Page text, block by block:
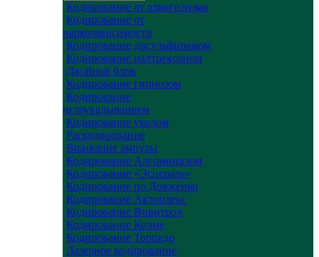
Кодирование от алкоголизма
Кодирование от
наркозависимости
Кодирование дисульфирамом
Кодирование налтрексоном
Двойной блок
Кодирование гипнозом
Кодирование
иглоукалыванием
Кодирование уколом
Раскодирование
Вшивание ампулы
Кодирование Алгоминалом
Кодирование «Эспераль»
Кодирование по Довженко
Кодирование Актоплекс
Кодирование Вивитрол
Кодирование Колме
Кодирование Торпедо
Лазерное кодирование